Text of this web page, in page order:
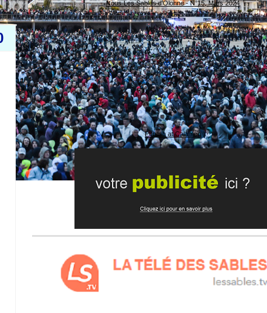
Nous Les Sables d'Olonne - N°15, Mars 2024
Publish at Calameo